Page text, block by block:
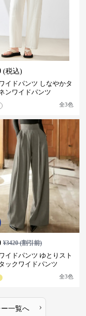
(税込)
イドパンツ しなやかタ
ンワイドパンツ
全3色
¥3420(割引前)
イドパンツ ゆとりスト
ックワイドパンツ
全3色
一覧へ ›